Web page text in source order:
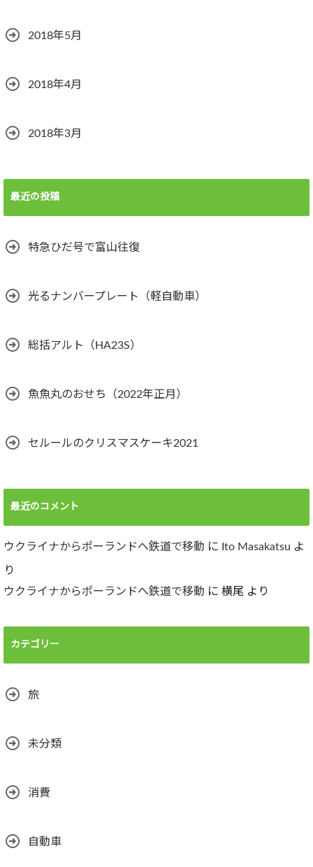
2018年5月
2018年4月
2018年3月
最近の投稿
特急ひだ号で富山往復
光るナンバープレート（軽自動車）
総括アルト（HA23S）
魚魚丸のおせち（2022年正月）
セルールのクリスマスケーキ2021
最近のコメント
ウクライナからポーランドへ鉄道で移動 に Ito Masakatsu よ
り
ウクライナからポーランドへ鉄道で移動 に 横尾 より
カテゴリー
旅
未分類
消費
自動車